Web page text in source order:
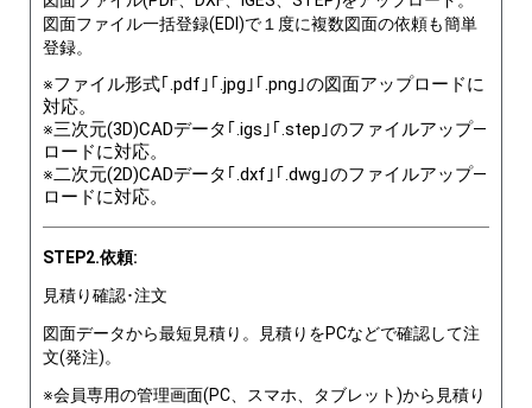
図面ファイル一括登録(EDI)で１度に複数図面の依頼も簡単
登録。
※ファイル形式｢.pdf｣｢.jpg｣｢.png｣の図面アップロードに
対応。
※三次元(3D)CADデータ｢.igs｣｢.step｣のファイルアップ―
ロードに対応。
※二次元(2D)CADデータ｢.dxf｣｢.dwg｣のファイルアップ―
ロードに対応。
STEP2.依頼:
見積り確認･注文
図面データから最短見積り。見積りをPCなどで確認して注
文(発注)。
※会員専用の管理画面(PC、スマホ、タブレット)から見積り